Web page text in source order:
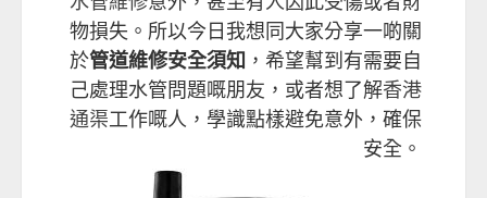
物損失。所以今日我想同大家分享一啲關
於管道維修安全須知 ，希望幫到有需要自
己處理水管問題嘅朋友，或者想了解香港
通渠工作嘅人，學識點樣避免意外，確保
安全。